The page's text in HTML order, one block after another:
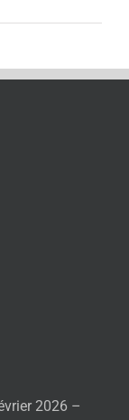
2026 –